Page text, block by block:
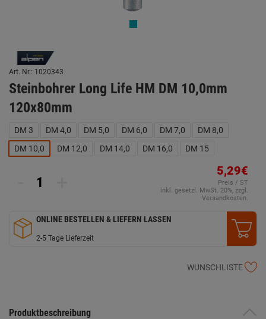
Art. Nr.: 1020343
Steinbohrer Long Life HM DM 10,0mm
120x80mm
DM 3 DM 4,0 DM 5,0 DM 6,0 DM 7,0
DM 8,0
DM 10,0
DM 12,0 DM 14,0 DM 16,0 DM 15
5,29€
Preis / ST
inkl. gesetzl. MwSt. 20%, zzgl.
Versandkosten.
ONLINE BESTELLEN & LIEFERN LASSEN
2-5 Tage Lieferzeit
WUNSCHLISTE
Produktbeschreibung